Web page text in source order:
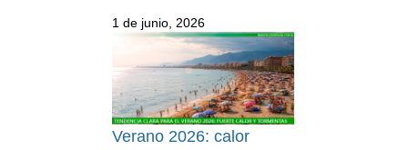
1 de junio, 2026
Verano 2026: calor